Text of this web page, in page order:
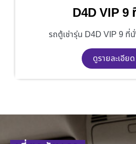
D4D VIP 9
รถตู้เช่ารุ่น D4D VIP 9 ที่
ดูรายละเอียด